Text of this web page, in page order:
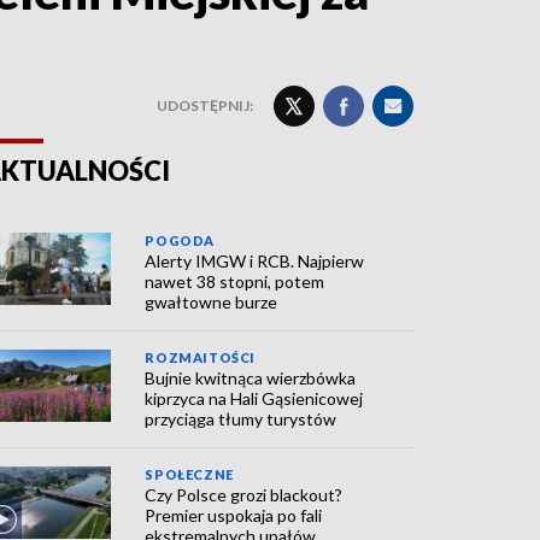
UDOSTĘPNIJ:
POGODA
Alerty IMGW i RCB. Najpierw
nawet 38 stopni, potem
gwałtowne burze
ROZMAITOŚCI
Bujnie kwitnąca wierzbówka
kiprzyca na Hali Gąsienicowej
przyciąga tłumy turystów
SPOŁECZNE
Czy Polsce grozi blackout?
Premier uspokaja po fali
ekstremalnych upałów